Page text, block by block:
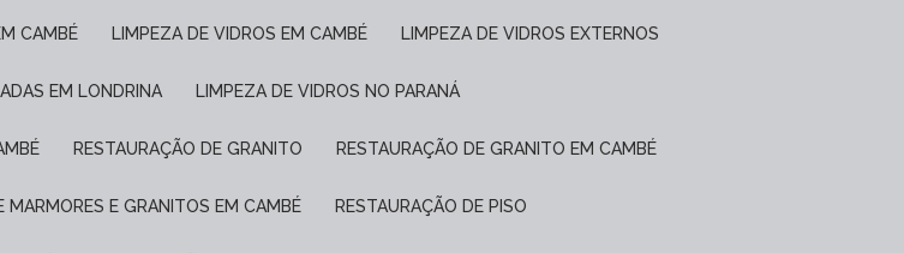
CAMBÉ LIMPEZA DE VIDROS EM CAMBÉ LIMPEZA DE VIDROS EXTERNOS
EM LONDRINA LIMPEZA DE VIDROS NO PARANÁ
RESTAURAÇÃO DE GRANITO RESTAURAÇÃO DE GRANITO EM CAMBÉ
MARMORES E GRANITOS EM CAMBÉ RESTAURAÇÃO DE PISO